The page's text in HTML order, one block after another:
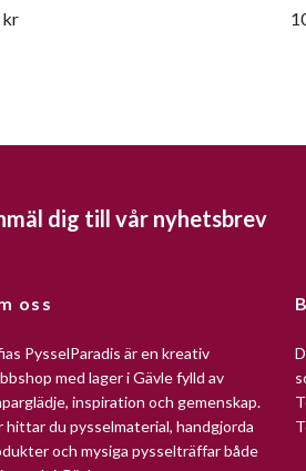
kr
dig till vår nyhetsbrev
oss
PysselParadis är en kreativ
med lager i Gävle fylld av
inspiration och gemenskap.
hittar du pysselmaterial, handgjorda
och mysiga pysselträffar både